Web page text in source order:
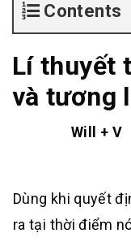
Contents
Lí thuyết
và tương
Will + V
Dùng khi quyết
ra tại thời điểm